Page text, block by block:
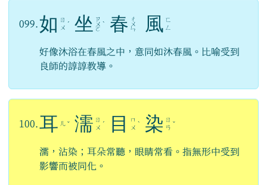
099. 如 ㄖ
ㄨ ˊ 坐 ㄗ
ㄨ
ㄛ
ˋ 春 ㄔ
ㄨ
ㄣ 風 ㄈ
ㄥ
好像沐浴在春風之中，意同如沐春風。比喻受到
良師的諄諄教導。
100. 耳 ㄦ ˇ 濡 ㄖ
ㄨ ˊ 目
ㄇ
ㄨ ˋ 染 ㄖ
ㄢ ˇ
濡，沾染；耳朵常聽，眼睛常看。指無形中受到
影響而被同化。